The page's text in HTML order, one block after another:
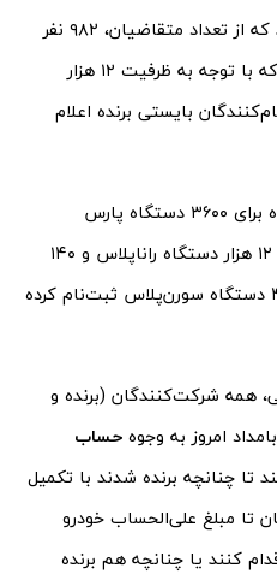
خودرو ثبت درخواست کرده‌ بودند که از تعداد متقاضیان، ۹۸۲ نفر
برای وانت آریسان ثبت‌نام کرده که با توجه به ظرفیت ۱۲ هزار
بایستی برنده اعلام
همچنین ۶۵۴ هزار و ۲۷۵ دستگاه برای ۳۶۰۰ دستگاه پارس
سفارشی، ۱۴۴ هزار و ۲۶ نفر برای ۱۲ هزار دستگاه راناپلاس و ۱۴۰
هزار و ۵۹۸ نفر برای ۱۲ هزار و ۴۰۰ دستگاه سورن‌پلاس ثبت‌نام کرده‌
همه شرکت‌کنندگان (برنده و
امروز به وجوه حساب
چنانچه برنده شدند با تکمیل
میلیون تومان تا مبلغ علی‌الحساب خودرو
کنند یا چنانچه هم برنده